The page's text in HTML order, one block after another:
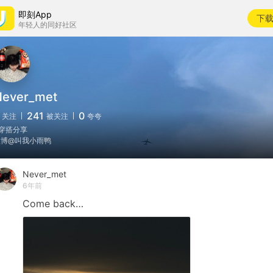
即刻App
年轻人的同好社区
下载
关注 241 被关注 0 夸夸
搭分享
@叫我小雨鸭
Never_met
6年前
Come back…